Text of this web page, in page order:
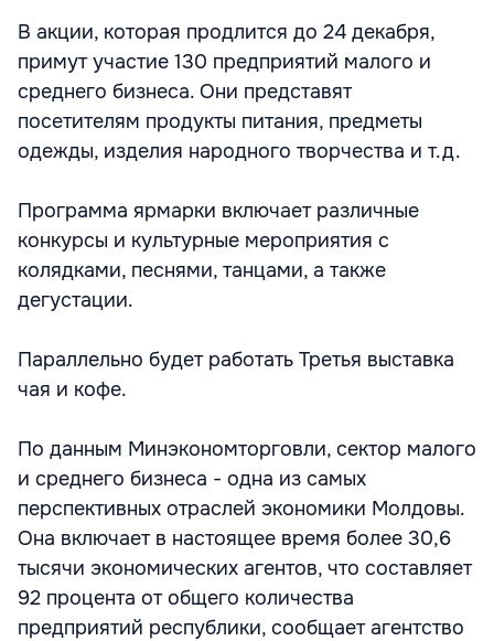
В акции, которая продлится до 24 декабря,
примут участие 130 предприятий малого и
среднего бизнеса. Они представят
посетителям продукты питания, предметы
одежды, изделия народного творчества и т.д.
Программа ярмарки включает различные
конкурсы и культурные мероприятия с
колядками, песнями, танцами, а также
дегустации.
Параллельно будет работать Третья выставка
чая и кофе.
По данным Минэкономторговли, сектор малого
и среднего бизнеса - одна из самых
перспективных отраслей экономики Молдовы.
Она включает в настоящее время более 30,6
тысячи экономических агентов, что составляет
92 процента от общего количества
предприятий республики, сообщает агентство